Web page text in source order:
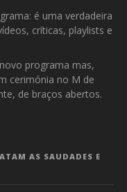
é uma verdadeira
críticas, playlists e
programa mas,
cerimónia no M de
de braços abertos.
AS SAUDADES E